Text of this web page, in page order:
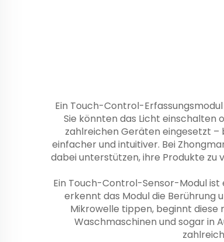
Ein Touch-Control-
Sie könnten das Licht einschalten
zahlreichen Geräten eingesetzt –
einfacher und intuitiver. Bei
dabei unterstützen, ihre Produkte zu
Ein Touch-Control-Sensor-Modul ist
erkennt das Modul die Berührung
Mikrowelle tippen, beginnt diese
Waschmaschinen und sogar in